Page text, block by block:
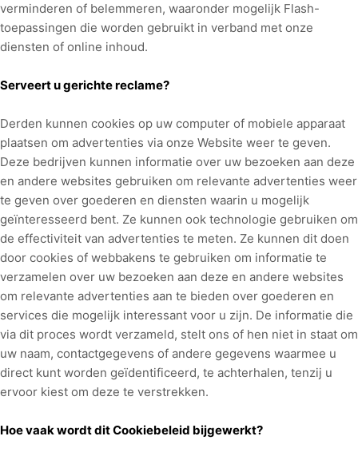
verminderen of belemmeren, waaronder mogelijk Flash-
toepassingen die worden gebruikt in verband met onze
diensten of online inhoud.
Serveert u gerichte reclame?
Derden kunnen cookies op uw computer of mobiele apparaat
plaatsen om advertenties via onze Website weer te geven.
Deze bedrijven kunnen informatie over uw bezoeken aan deze
en andere websites gebruiken om relevante advertenties weer
te geven over goederen en diensten waarin u mogelijk
geïnteresseerd bent. Ze kunnen ook technologie gebruiken om
de effectiviteit van advertenties te meten. Ze kunnen dit doen
door cookies of webbakens te gebruiken om informatie te
verzamelen over uw bezoeken aan deze en andere websites
om relevante advertenties aan te bieden over goederen en
services die mogelijk interessant voor u zijn. De informatie die
via dit proces wordt verzameld, stelt ons of hen niet in staat om
uw naam, contactgegevens of andere gegevens waarmee u
direct kunt worden geïdentificeerd, te achterhalen, tenzij u
ervoor kiest om deze te verstrekken.
Hoe vaak wordt dit Cookiebeleid bijgewerkt?